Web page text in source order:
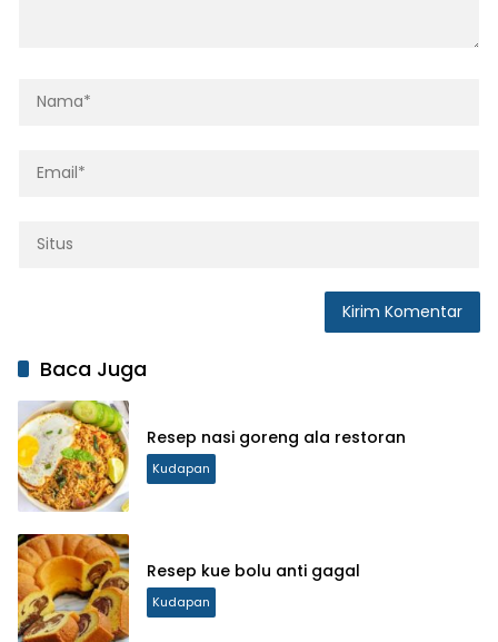
Baca Juga
Resep nasi goreng ala restoran
Kudapan
Resep kue bolu anti gagal
Kudapan